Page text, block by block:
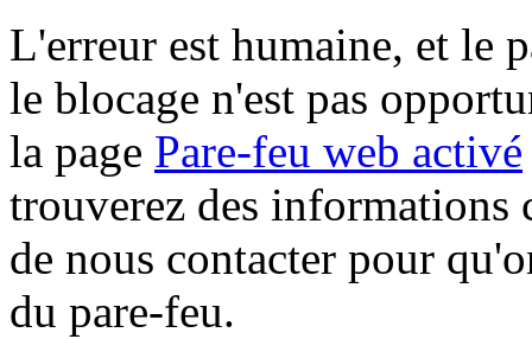
L'erreur est humaine, et le
le blocage n'est pas
la page Pare-feu web activé
trouverez des informations
de nous contacter pour
du pare-feu.